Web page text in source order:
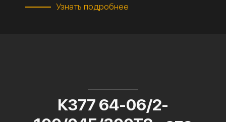
Узнать подробнее
К377 64-06/2-